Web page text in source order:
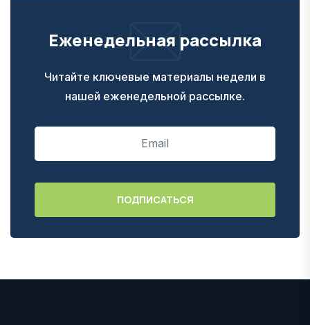
Еженедельная рассылка
Читайте ключевые материалы недели в
нашей еженедельной рассылке.